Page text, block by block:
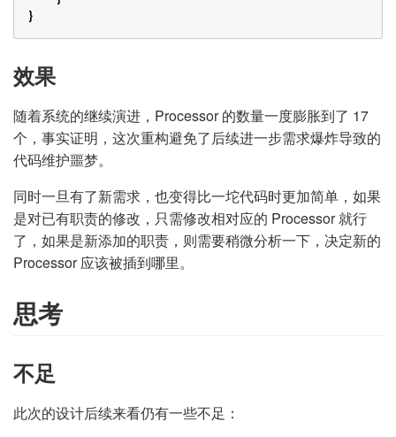
}
效果
随着系统的继续演进，Processor 的数量一度膨胀到了 17
个，事实证明，这次重构避免了后续进一步需求爆炸导致的
代码维护噩梦。
同时一旦有了新需求，也变得比一坨代码时更加简单，如果
是对已有职责的修改，只需修改相对应的 Processor 就行
了，如果是新添加的职责，则需要稍微分析一下，决定新的
Processor 应该被插到哪里。
思考
不足
此次的设计后续来看仍有一些不足：